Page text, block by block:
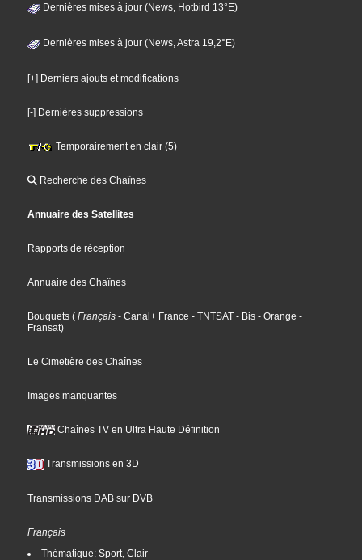
Dernières mises à jour (News, Hotbird 13°E)
Dernières mises à jour (News, Astra 19,2°E)
[+] Derniers ajouts et modifications
[-] Dernières suppressions
Temporairement en clair (5)
Recherche des Chaînes
Annuaire des Satellites
Rapports de réception
Annuaire des Chaînes
Bouquets ( Français - Canal+ France - TNTSAT - Bis - Orange -
Fransat)
Le Cimetière des Chaînes
Images manquantes
Chaînes TV en Ultra Haute Définition
Transmissions en 3D
Transmissions DAB sur DVB
Français
Thématique: Sport, Clair